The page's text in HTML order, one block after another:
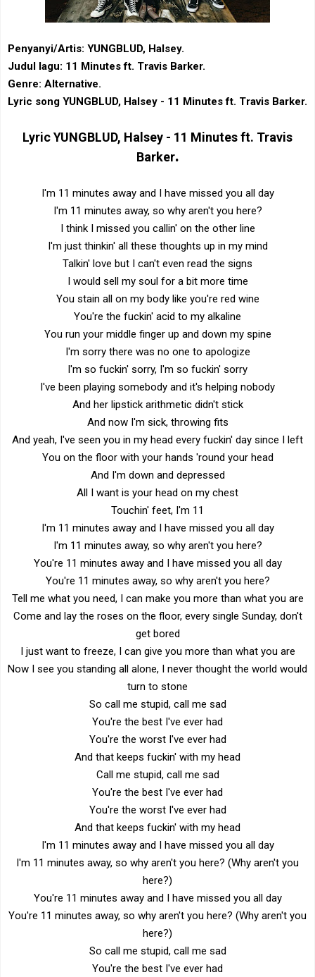
Penyanyi/Artis: YUNGBLUD, Halsey.
Judul lagu: 11 Minutes ft. Travis Barker.
Genre: Alternative.
Lyric song YUNGBLUD, Halsey - 11 Minutes ft. Travis Barker.
LyricYUNGBLUD, Halsey - 11 Minutes ft. Travis
Barker.
I'm 11 minutes away and I have missed you all day
I'm 11 minutes away, so why aren't you here?
I think I missed you callin' on the other line
I'm just thinkin' all these thoughts up in my mind
Talkin' love but I can't even read the signs
I would sell my soul for a bit more time
You stain all on my body like you're red wine
You're the fuckin' acid to my alkaline
You run your middle finger up and down my spine
I'm sorry there was no one to apologize
I'm so fuckin' sorry, I'm so fuckin' sorry
I've been playing somebody and it's helping nobody
And her lipstick arithmetic didn't stick
And now I'm sick, throwing fits
And yeah, I've seen you in my head every fuckin' day since I left
You on the floor with your hands 'round your head
And I'm down and depressed
All I want is your head on my chest
Touchin' feet, I'm 11
I'm 11 minutes away and I have missed you all day
I'm 11 minutes away, so why aren't you here?
You're 11 minutes away and I have missed you all day
You're 11 minutes away, so why aren't you here?
Tell me what you need, I can make you more than what you are
Come and lay the roses on the floor, every single Sunday, don't
get bored
I just want to freeze, I can give you more than what you are
Now I see you standing all alone, I never thought the world would
turn to stone
So call me stupid, call me sad
You're the best I've ever had
You're the worst I've ever had
And that keeps fuckin' with my head
Call me stupid, call me sad
You're the best I've ever had
You're the worst I've ever had
And that keeps fuckin' with my head
I'm 11 minutes away and I have missed you all day
I'm 11 minutes away, so why aren't you here? (Why aren't you
here?)
You're 11 minutes away and I have missed you all day
You're 11 minutes away, so why aren't you here? (Why aren't you
here?)
So call me stupid, call me sad
You're the best I've ever had